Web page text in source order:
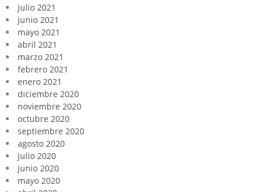
julio 2021
junio 2021
mayo 2021
abril 2021
marzo 2021
febrero 2021
enero 2021
diciembre 2020
noviembre 2020
octubre 2020
septiembre 2020
agosto 2020
julio 2020
junio 2020
mayo 2020